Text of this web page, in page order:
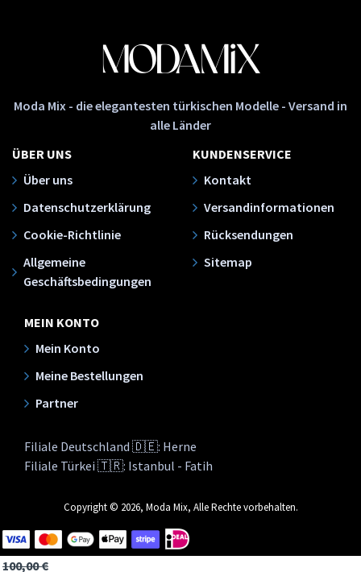
100,00 €
Moda Mix - die elegantesten türkischen Modelle - Versand in
alle Länder
ÜBER UNS
Über uns
Datenschutzerklärung
Cookie-Richtlinie
Allgemeine
Geschäftsbedingungen
KUNDENSERVICE
Kontakt
Versandinformationen
Rücksendungen
Sitemap
MEIN KONTO
Mein Konto
Meine Bestellungen
Partner
Filiale Deutschland 🇩🇪: Herne
Filiale Türkei 🇹🇷: Istanbul - Fatih
Copyright © 2026, Moda Mix, Alle Rechte vorbehalten.